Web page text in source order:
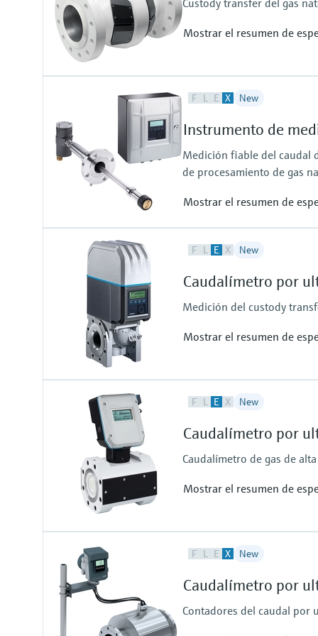
Custody transfer del gas
Mostrar el resumen de
Measured variables
correction via integrated,
Measuring Medium
Natural gas (with up to 30%
CO2, N2, H2S, O2, H2
F L E X New
Instrumento de
Medición fiable del caudal
de procesamiento de gas
Mostrar el resumen de
Measured variables
condition), molecular weight,
Measuring range
0,03 m/s ... 120 m/s (0.1 ft/s ...
F L E X New
Caudalímetro por
Medición del custody
Mostrar el resumen de
Measured variables
(*)
(*) additional function included
Measuring Medium
Natural gas (dry, odorized)
F L E X New
Caudalímetro por
Caudalímetro de gas de
Mostrar el resumen de
Measured variables
(*)
(*) additional function included
Measuring Medium
Natural gas (dry, odorized), air
F L E X New
Caudalímetro por
Contadores del caudal por